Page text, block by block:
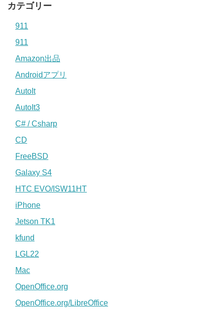
カテゴリー
911
911
Amazon出品
Androidアプリ
AutoIt
AutoIt3
C# / Csharp
CD
FreeBSD
Galaxy S4
HTC EVO/ISW11HT
iPhone
Jetson TK1
kfund
LGL22
Mac
OpenOffice.org
OpenOffice.org/LibreOffice